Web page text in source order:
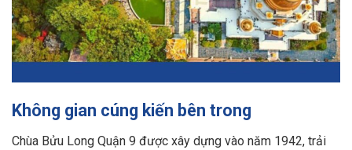
Không gian cúng kiến bên trong
Chùa Bửu Long Quận 9 được xây dựng vào năm 1942, trải